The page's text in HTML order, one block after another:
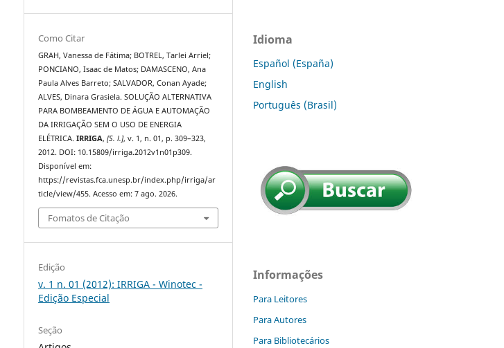
Como Citar
GRAH, Vanessa de Fátima; BOTREL, Tarlei Arriel;
PONCIANO, Isaac de Matos; DAMASCENO, Ana
Paula Alves Barreto; SALVADOR, Conan Ayade;
ALVES, Dinara Grasiela. SOLUÇÃO ALTERNATIVA
PARA BOMBEAMENTO DE ÁGUA E AUTOMAÇÃO
DA IRRIGAÇÃO SEM O USO DE ENERGIA
ELÉTRICA.IRRIGA,[S. l.], v. 1, n. 01, p. 309–323,
2012. DOI: 10.15809/irriga.2012v1n01p309.
Disponível em:
https://revistas.fca.unesp.br/index.php/irriga/ar
ticle/view/455. Acesso em: 7 ago. 2026.
Fomatos de Citação
Edição
v. 1 n. 01 (2012): IRRIGA - Winotec -
Edição Especial
Seção
Idioma
Español (España)
English
Português (Brasil)
Informações
Para Leitores
Para Autores
Para Bibliotecários